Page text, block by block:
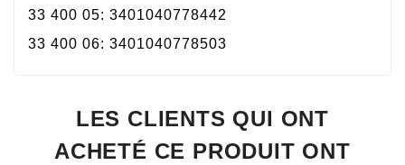
33 400 05: 3401040778442
33 400 06: 3401040778503
LES CLIENTS QUI ONT
ACHETÉ CE PRODUIT ONT